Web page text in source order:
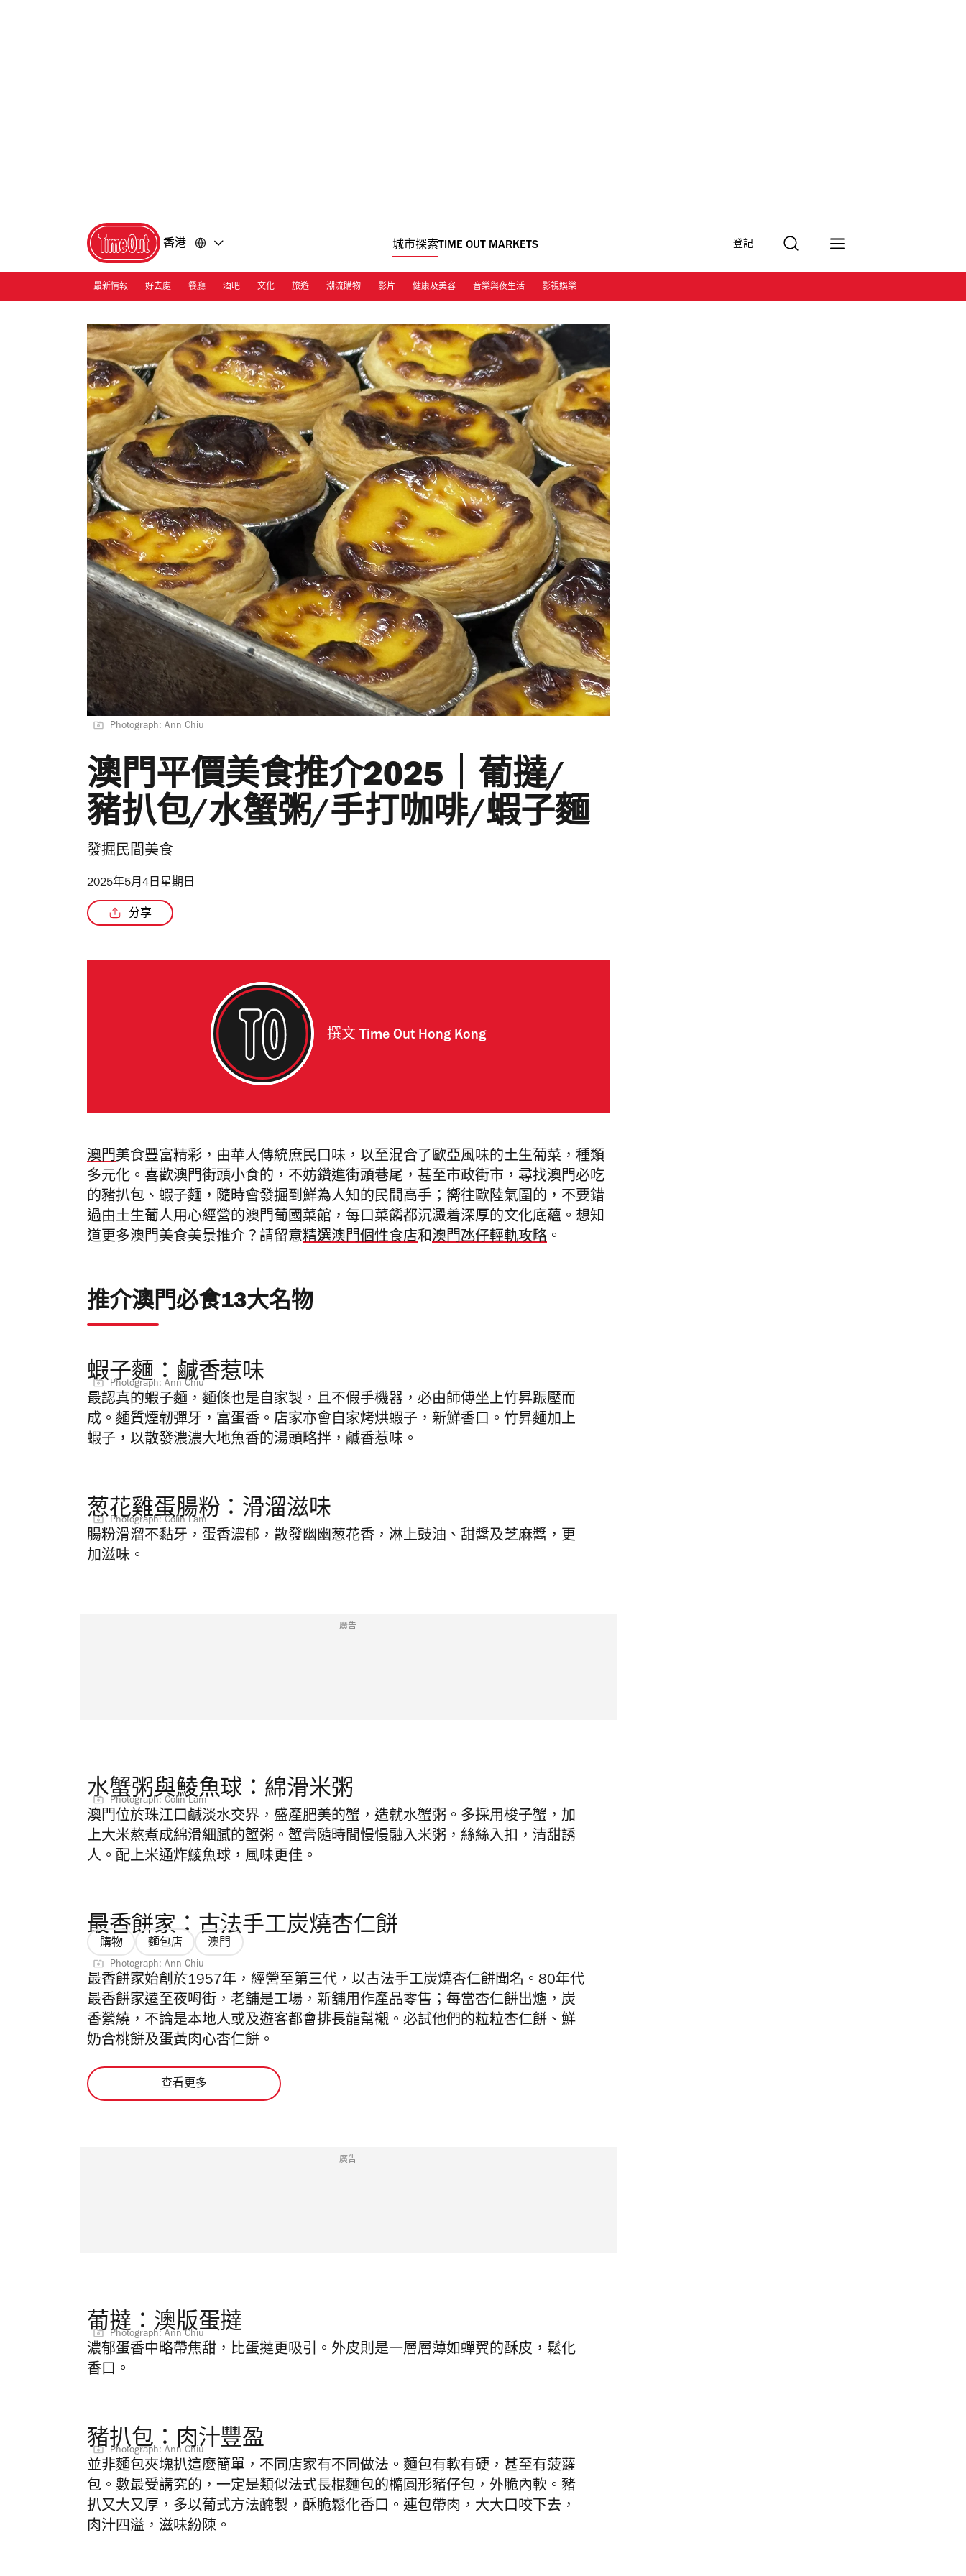
香港 城市探索TIME OUT MARKETS 登記
最新情報 好去處 餐廳 酒吧 文化 旅遊 潮流購物 影片 健康及美容 音樂與夜生活 影視娛樂
Photograph: Ann Chiu
澳門平價美食推介2025｜葡撻/
豬扒包/水蟹粥/手打咖啡/蝦子麵
發掘民間美食
2025年5月4日星期日
分享
撰文 Time Out Hong Kong
澳門美食豐富精彩 ，由華人傳統庶民口味，以至混合了歐亞風味的土生葡菜，種類
多元化。喜歡澳門街頭小食的，不妨鑽進街頭巷尾，甚至市政街市，尋找澳門必吃
的豬扒包、蝦子麵，隨時會發掘到鮮為人知的民間高手；嚮往歐陸氣圍的 ，不要錯
過由土生葡人用心經營的澳門葡國菜館，每口菜餚都沉澱着深厚的文化底蘊。想知
道更多澳門美食美景推介？請留意精選澳門個性食店和澳門氹仔輕軌攻略 。
推介澳門必食13大名物
蝦子麵：鹹香惹味
Photograph: Ann Chiu
最認真的蝦子麵，麵條也是自家製，且不假手機器，必由師傅坐上竹昇䟴壓而
成。麵質煙韌彈牙，富蛋香。店家亦會自家烤烘蝦子，新鮮香口。竹昇麵加上
蝦子，以散發濃濃大地魚香的湯頭略拌，鹹香惹味。
葱花雞蛋腸粉：滑溜滋味
Photograph: Colin Lam
腸粉滑溜不黏牙，蛋香濃郁，散發幽幽葱花香，淋上豉油、甜醬及芝麻醬，更
加滋味。
廣告
水蟹粥與鯪魚球：綿滑米粥
Photograph: Colin Lam
澳門位於珠江口鹹淡水交界，盛產肥美的蟹，造就水蟹粥。多採用梭子蟹，加
上大米熬煮成綿滑細膩的蟹粥。蟹膏隨時間慢慢融入米粥，絲絲入扣，清甜誘
人。配上米通炸鯪魚球，風味更佳。
最香餅家：古法手工炭燒杏仁餅
購物 麵包店 澳門
Photograph: Ann Chiu
最香餅家始創於1957年，經營至第三代，以古法手工炭燒杏仁餅聞名。80年代
最香餅家遷至夜呣街，老舖是工場，新舖用作產品零售；每當杏仁餅出爐，炭
香縈繞，不論是本地人或及遊客都會排長龍幫襯。必試他們的粒粒杏仁餅、鮮
奶合桃餅及蛋黃肉心杏仁餅。
查看更多
廣告
葡撻：澳版蛋撻
Photograph: Ann Chiu
濃郁蛋香中略帶焦甜，比蛋撻更吸引。外皮則是一層層薄如蟬翼的酥皮，鬆化
香口。
豬扒包：肉汁豐盈
Photograph: Ann Chiu
並非麵包夾塊扒這麼簡單，不同店家有不同做法。麵包有軟有硬，甚至有菠蘿
包。數最受講究的，一定是類似法式長棍麵包的橢圓形豬仔包，外脆內軟。豬
扒又大又厚，多以葡式方法醃製，酥脆鬆化香口。連包帶肉，大大口咬下去，
肉汁四溢，滋味紛陳。